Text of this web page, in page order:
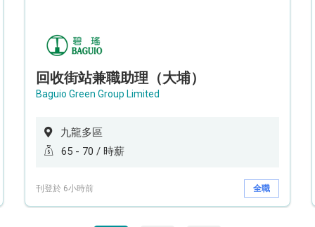
回收街站兼職助理（大埔）
Baguio Green Group Limited
九龍多區
65 - 70 / 時薪
刊登於 6小時前 全職